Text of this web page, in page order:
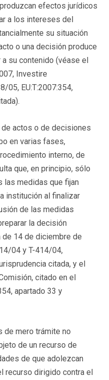
efectos jurídicos
a los intereses del
su situación
o una decisión produce
su contenido (véase el
Investire
05, EU:T:2007:354,
de actos o de decisiones
en varias fases,
interno, de
que, en principio, sólo
las medidas que fijan
institución al finalizar
de las medidas
la decisión
14 de diciembre de
04 y T-414/04,
citada, y el
citado en el
apartado 33 y
de mero trámite no
de un recurso de
de que adolezcan
recurso dirigido contra el